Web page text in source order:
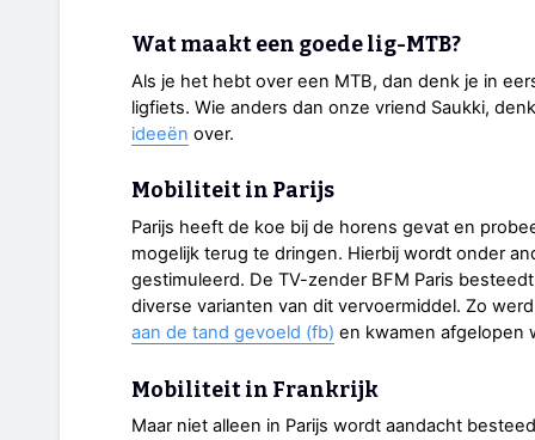
Wat maakt een goede lig-MTB?
Als je het hebt over een MTB, dan denk je in
ligfiets. Wie anders dan onze vriend Saukki,
ideeën over.
Mobiliteit in Parijs
Parijs heeft de koe bij de horens gevat en
mogelijk terug te dringen. Hierbij wordt onder
gestimuleerd. De TV-zender BFM Paris
diverse varianten van dit vervoermiddel. Zo
aan de tand gevoeld (fb) en kwamen afgelopen
Mobiliteit in Frankrijk
Maar niet alleen in Parijs wordt aandacht